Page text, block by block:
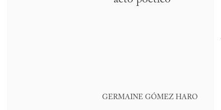
GERMAINE GÓMEZ HARO